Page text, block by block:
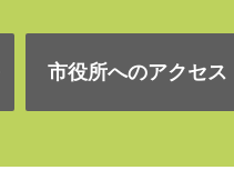
市役所へのアクセス